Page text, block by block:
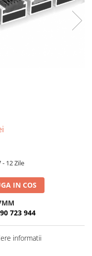
- 12 Zile
IN COS
723 944
informatii